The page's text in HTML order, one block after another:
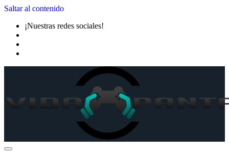
Saltar al contenido
¡Nuestras redes sociales!